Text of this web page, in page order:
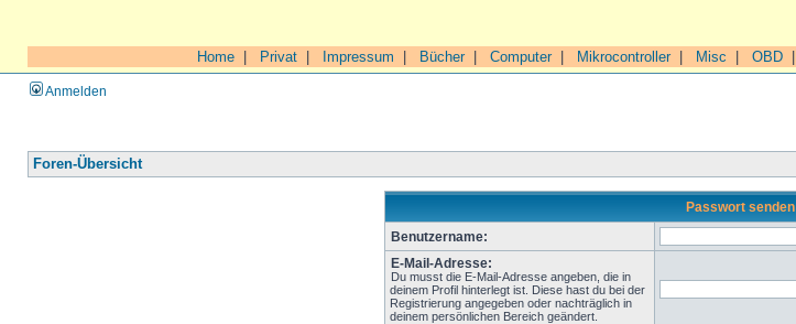
Home Privat Impressum Bücher| Computer| Mikrocontroller| Misc OBD
Anmelden
Foren-Übersicht
Passwort senden
Benutzername:
E-Mail-Adresse:
Du musst die E-Mail-Adresse angeben, die in
deinem Profil hinterlegt ist. Diese hast du bei der
Registrierung angegeben oder nachträglich in
deinem persönlichen Bereich geändert.